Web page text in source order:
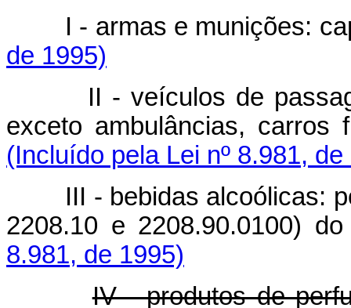
I - armas e munições:
de 1995)
II - veículos de
exceto ambulâncias, carros
(Incluído pela Lei nº 8.981, de
III - bebidas alcoólicas:
2208.10 e 2208.90.0100)
8.981, de 1995)
IV - produtos de